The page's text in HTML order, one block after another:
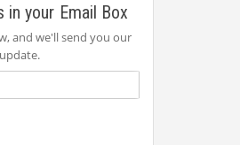
in your Email Box
and we'll send you our